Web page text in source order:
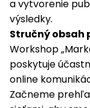
a vytvorenie
výsledky.
Stručný obsah
Workshop
poskytuje
online
Začneme